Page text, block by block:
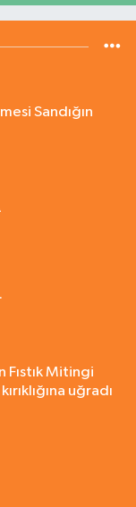
Sandığın
Mitingi
uğradı